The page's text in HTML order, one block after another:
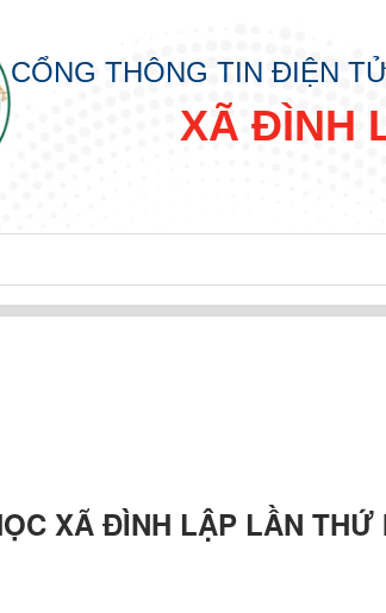
CỔNG THÔNG TIN ĐIỆN
XÃ ĐÌNH
XÃ ĐÌNH LẬP LẦN THỨ